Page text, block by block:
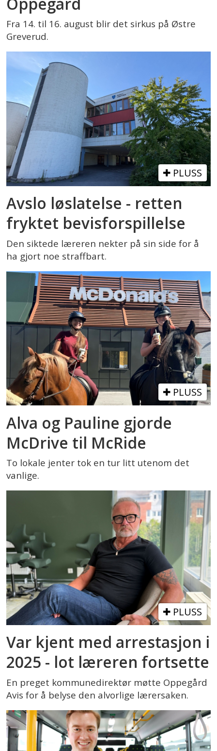
Fra 14. til 16. august blir det sirkus på Østre
Greverud.
PLUSS
Avslo løslatelse - retten
fryktet bevisforspillelse
Den siktede læreren nekter på sin side for å
ha gjort noe straffbart.
PLUSS
Alva og Pauline gjorde
McDrive til McRide
To lokale jenter tok en tur litt utenom det
vanlige.
PLUSS
Var kjent med arrestasjon i
2025 - lot læreren fortsette
En preget kommunedirektør møtte Oppegård
Avis for å belyse den alvorlige lærersaken.